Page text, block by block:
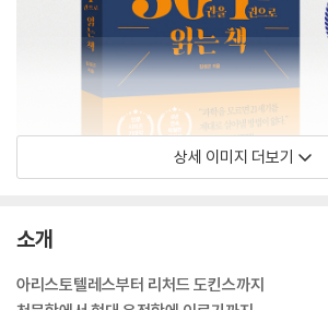
상세 이미지 더보기
소개
아리스토텔레스부터 리처드 도킨스까지